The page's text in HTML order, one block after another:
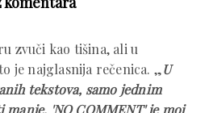
zvuči kao tišina, ali u
je najglasnija rečenica. „U
tekstova, samo jednim
'NO COMMENT' je moj